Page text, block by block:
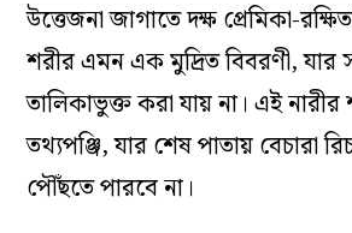
উত্তেজনা জাগাতে দক্ষ প্রেমিকা-
শরীর এমন এক মুদ্রিত বিবরণী, যার
তালিকাভুক্ত করা যায় না। এই
তথ্যপঞ্জি, যার শেষ পাতায় বেচারা
পৌঁছতে পারবে না।